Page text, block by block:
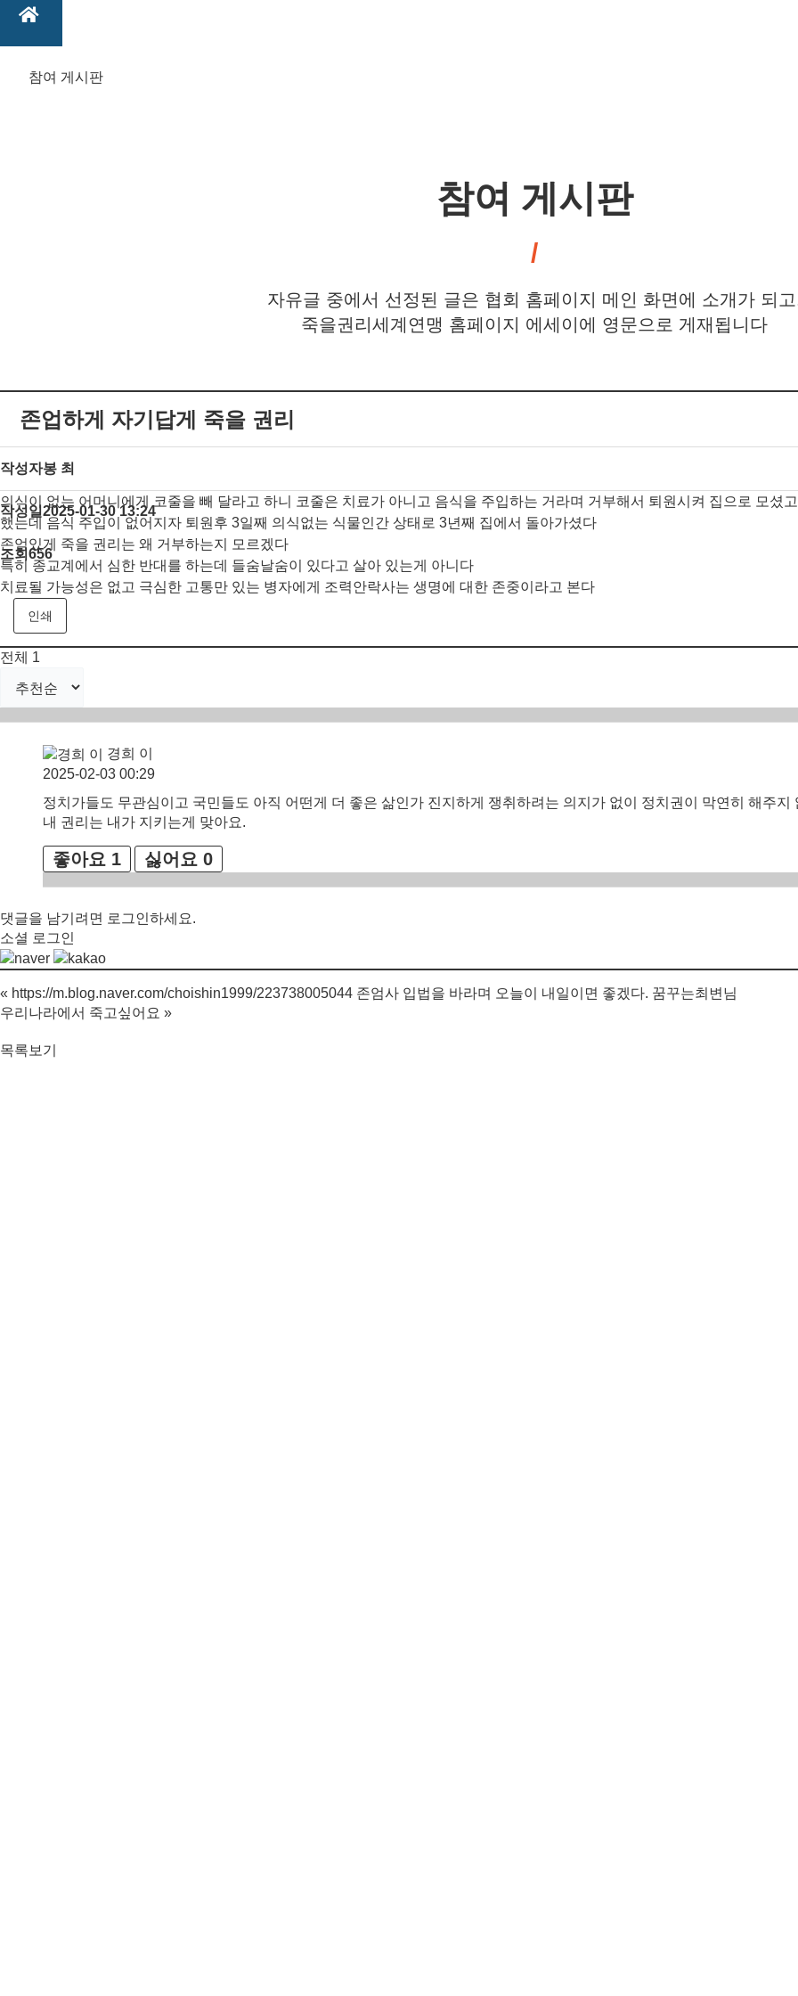
참여 게시판
참여 게시판
자유글 중에서 선정된 글은 협회 홈페이지 메인 화면에 소개가 되고
죽을권리세계연맹 홈페이지 에세이에 영문으로 게재됩니다
존업하게 자기답게 죽을 권리
작성자봉 최
작성일2025-01-30 13:24
조회656
의식이 없는 어머니에게 코줄을 빼 달라고 하니 코줄은 치료가 아니고 음식을 주입하는 거라며 거부해서 퇴원시켜 집으로 모셨
했는데 음식 주입이 없어지자 퇴원후 3일째 의식없는 식물인간 상태로 3년째 집에서 돌아가셨다
존엄있게 죽을 권리는 왜 거부하는지 모르겠다
특히 종교계에서 심한 반대를 하는데 들숨날숨이 있다고 살아 있는게 아니다
치료될 가능성은 없고 극심한 고통만 있는 병자에게 조력안락사는 생명에 대한 존중이라고 본다
인쇄
전체 1
경희 이
2025-02-03 00:29
정치가들도 무관심이고 국민들도 아직 어떤게 더 좋은 삶인가 진지하게 쟁취하려는 의지가 없이 정치권이 막연히 해주
내 권리는 내가 지키는게 맞아요.
좋아요 1 싫어요 0
댓글을 남기려면 로그인하세요.
소셜 로그인
« https://m.blog.naver.com/choishin1999/223738005044 존엄사 입법을 바라며 오늘이 내일이면 좋겠다. 꿈꾸는최변님
우리나라에서 죽고싶어요 »
목록보기